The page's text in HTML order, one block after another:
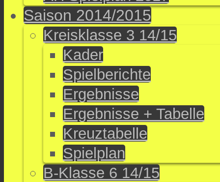
Saison 2014/2015
Kreisklasse 3 14/15
Kader
Spielberichte
Ergebnisse
Ergebnisse + Tabelle
Kreuztabelle
Spielplan
B-Klasse 6 14/15